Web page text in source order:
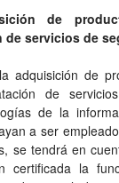
de
de servicios de
adquisición de
de
de la
a ser
se tendrá en
certificada la